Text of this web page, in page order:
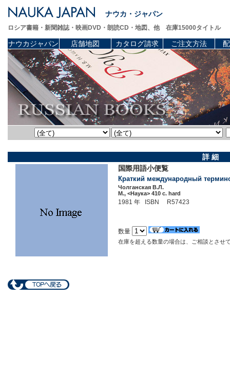
ナウカ・ジャパン
ロシア書籍・新聞雑誌・映画DVD・朗読CD・地図、他 在庫15000タイトル
ナウカジャパン 店舗地図 カタログ請求 ご注文方法
詳 細
国際用語小便覧
Краткий международный
Чолганская В.Л.
М., <Наука> 410 c. hard
1981 年 ISBN R57423
数量
在庫を超える数量の場合は、ご相談とさせ